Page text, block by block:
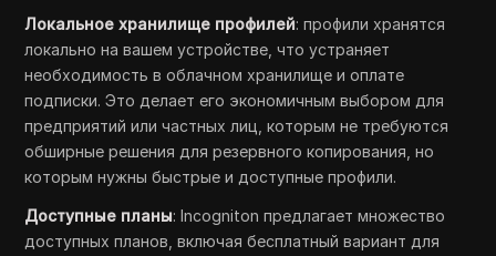
Локальное хранилище профилей: профили хранятся
локально на вашем устройстве, что устраняет
необходимость в облачном хранилище и оплате
подписки. Это делает его экономичным выбором для
предприятий или частных лиц, которым не требуются
обширные решения для резервного копирования, но
которым нужны быстрые и доступные профили.
Доступные планы: Incogniton предлагает множество
доступных планов, включая бесплатный вариант для